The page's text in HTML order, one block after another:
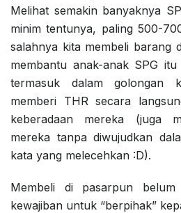
Melihat semakin banyaknya
minim tentunya, paling 500-
salahnya kita membeli barang
membantu anak-anak SPG
termasuk dalam golongan
memberi THR secara
keberadaan mereka (juga
mereka tanpa diwujudkan
kata yang melecehkan :D).
Membeli di pasarpun belum
kewajiban untuk “berpihak”